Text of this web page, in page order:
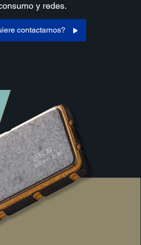
y redes.
contactarnos?